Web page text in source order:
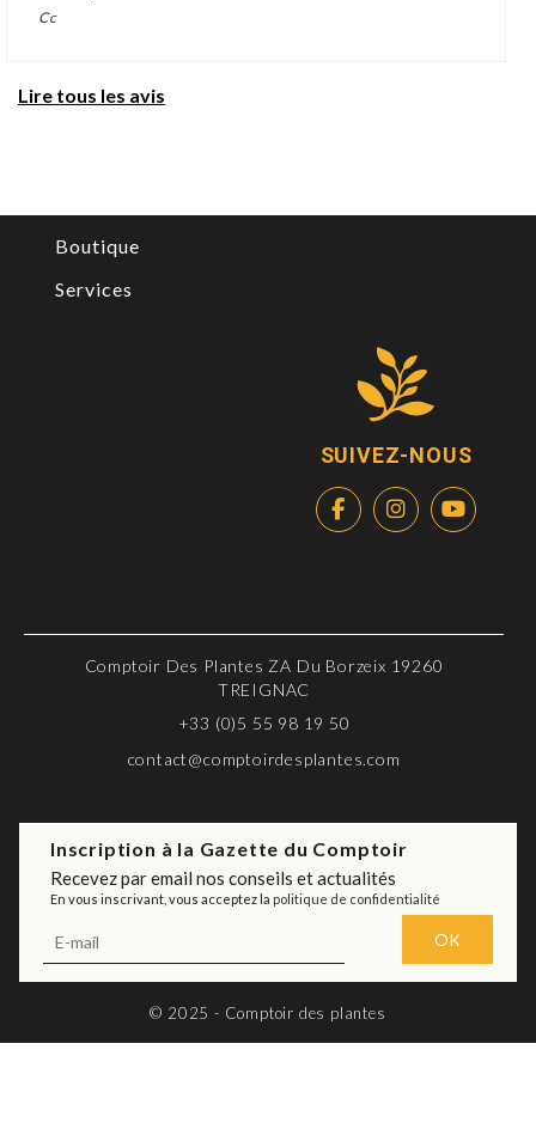
Cc
Lire tous les avis
Boutique
Services
SUIVEZ-NOUS
Comptoir Des Plantes ZA Du Borzeix 19260
TREIGNAC
+33 (0)5 55 98 19 50
contact@comptoirdesplantes.com
Inscription à la Gazette du Comptoir
Recevez par email nos conseils et actualités
En vous inscrivant, vous acceptez la politique de confidentialité
© 2025 - Comptoir des plantes